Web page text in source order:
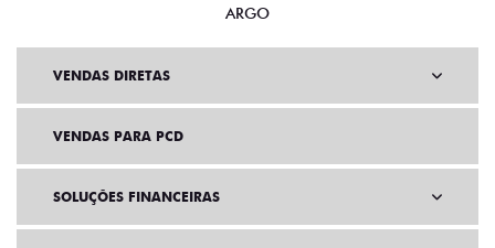
ARGO
VENDAS DIRETAS
VENDAS PARA PCD
SOLUÇÕES FINANCEIRAS